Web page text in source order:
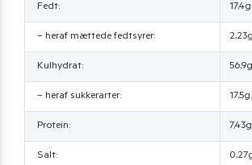
Fedt: 17,4g
– heraf mættede fedtsyrer:
Kulhydrat:
– heraf sukkerarter: 17,5g.
Protein:
Salt: